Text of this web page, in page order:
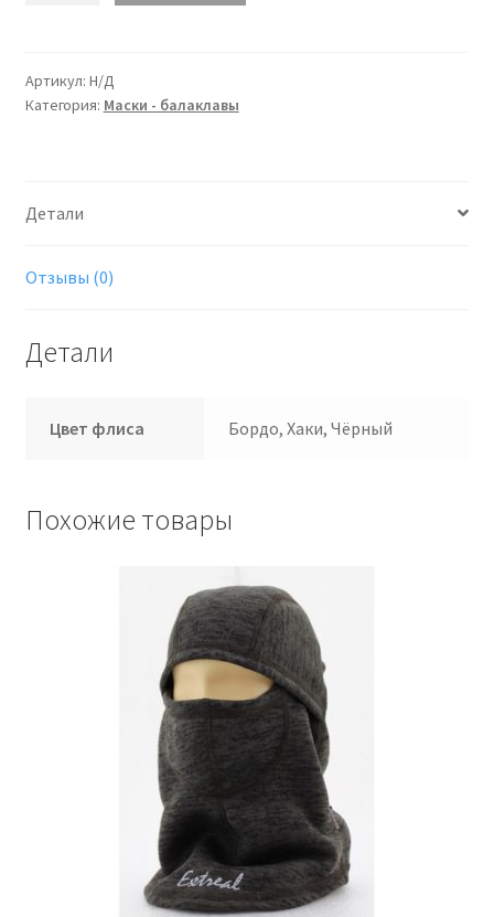
Умба
флисовая
Артикул: Н/Д
Категория: Маски - балаклавы
Детали
Отзывы (0)
Детали
Цвет флиса Бордо, Хаки, Чёрный
Похожие товары